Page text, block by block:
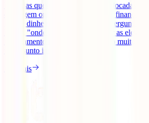
Uma das questões muitas vezes colocadas
de viagem online tem a ver com as finanças
gerir o dinheiro fora de Portugal. Perguntas
levar", "onde trocar", "como evitar as
levantamento nos multibancos" são muito
um assunto importante no [...]
Ler mais